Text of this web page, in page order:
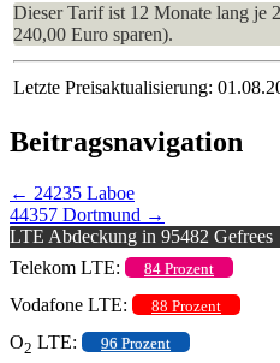
Dieser Tarif ist 12 Monate lang je
240,00 Euro sparen).
Letzte Preisaktualisierung:
Beitragsnavigation
← 24235 Laboe
44357 Dortmund →
LTE Abdeckung in 95482 Gefrees
Telekom LTE:
84 Prozent
Vodafone LTE: 88 Prozent
O2 LTE: 96 Prozent